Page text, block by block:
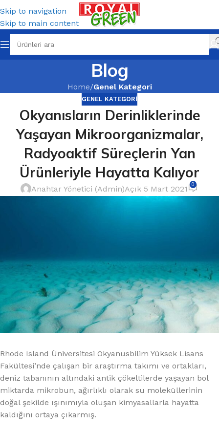
Skip to navigation
Skip to main content
Blog
Home/Genel Kategori
GENEL KATEGORI
Okyanısların Derinliklerinde
Yaşayan Mikroorganizmalar,
Radyoaktif Süreçlerin Yan
Ürünleriyle Hayatta Kalıyor
Anahtar Yönetici (Admin)Açık 5 Mart 2021 0
Rhode Island Üniversitesi Okyanusbilim Yüksek Lisans
Fakültesi’nde çalışan bir araştırma takımı ve ortakları,
deniz tabanının altındaki antik çökeltilerde yaşayan bol
miktarda mikrobun, ağırlıklı olarak su moleküllerinin
doğal şekilde ışınımıyla oluşan kimyasallarla hayatta
kaldığını ortaya çıkarmış.